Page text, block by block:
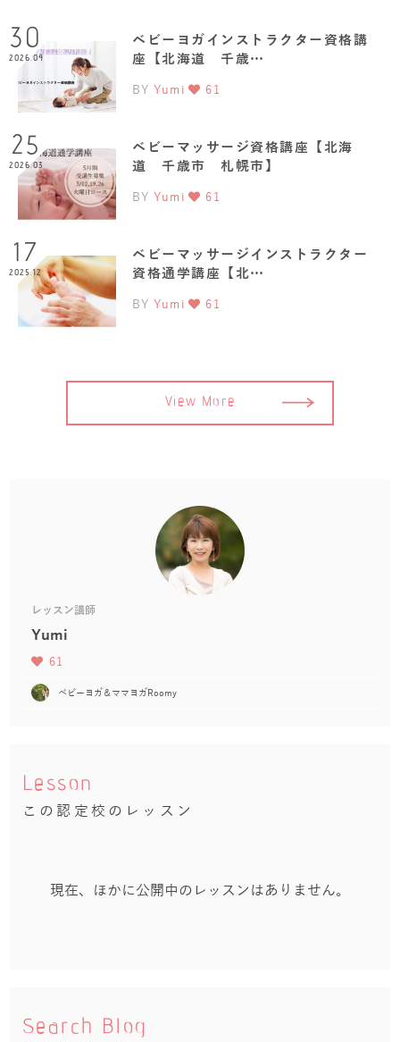
30
2026.04
ベビーヨガインストラクター資格講
座【北海道 千歳…
BY Yumi 61
25
2026.03
ベビーマッサージ資格講座【北海
道 千歳市 札幌市】
BY Yumi 61
17
2025.12
ベビーマッサージインストラクター
資格通学講座【北…
BY Yumi 61
View More
レッスン講師
Yumi
61
ベビーヨガ＆ママヨガRoomy
Lesson
この認定校のレッスン
現在、ほかに公開中のレッスンはありません。
Search Blog